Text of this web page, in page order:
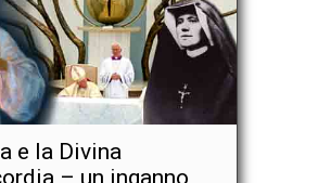
e la Divina
– un inganno